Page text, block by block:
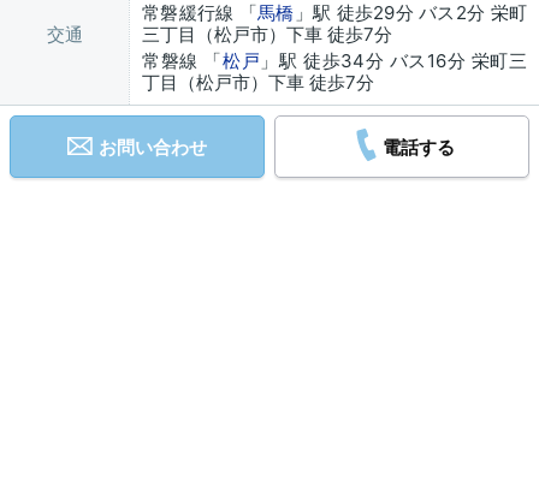
交通
常磐緩行線 「馬橋 」駅 徒歩29分 バス2分 栄町
三丁目（松戸市）下車 徒歩7分
常磐線 「松戸 」駅 徒歩34分 バス16分 栄町三
丁目（松戸市）下車 徒歩7分
お問い合わせ 電話する